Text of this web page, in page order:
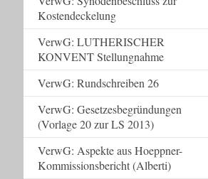
Kostendeckelung
VerwG: LUTHERISCHER
KONVENT Stellungnahme
VerwG: Rundschreiben 26
VerwG: Gesetzesbegründungen
(Vorlage 20 zur LS 2013)
VerwG: Aspekte aus Hoeppner-
Kommissionsbericht (Alberti)